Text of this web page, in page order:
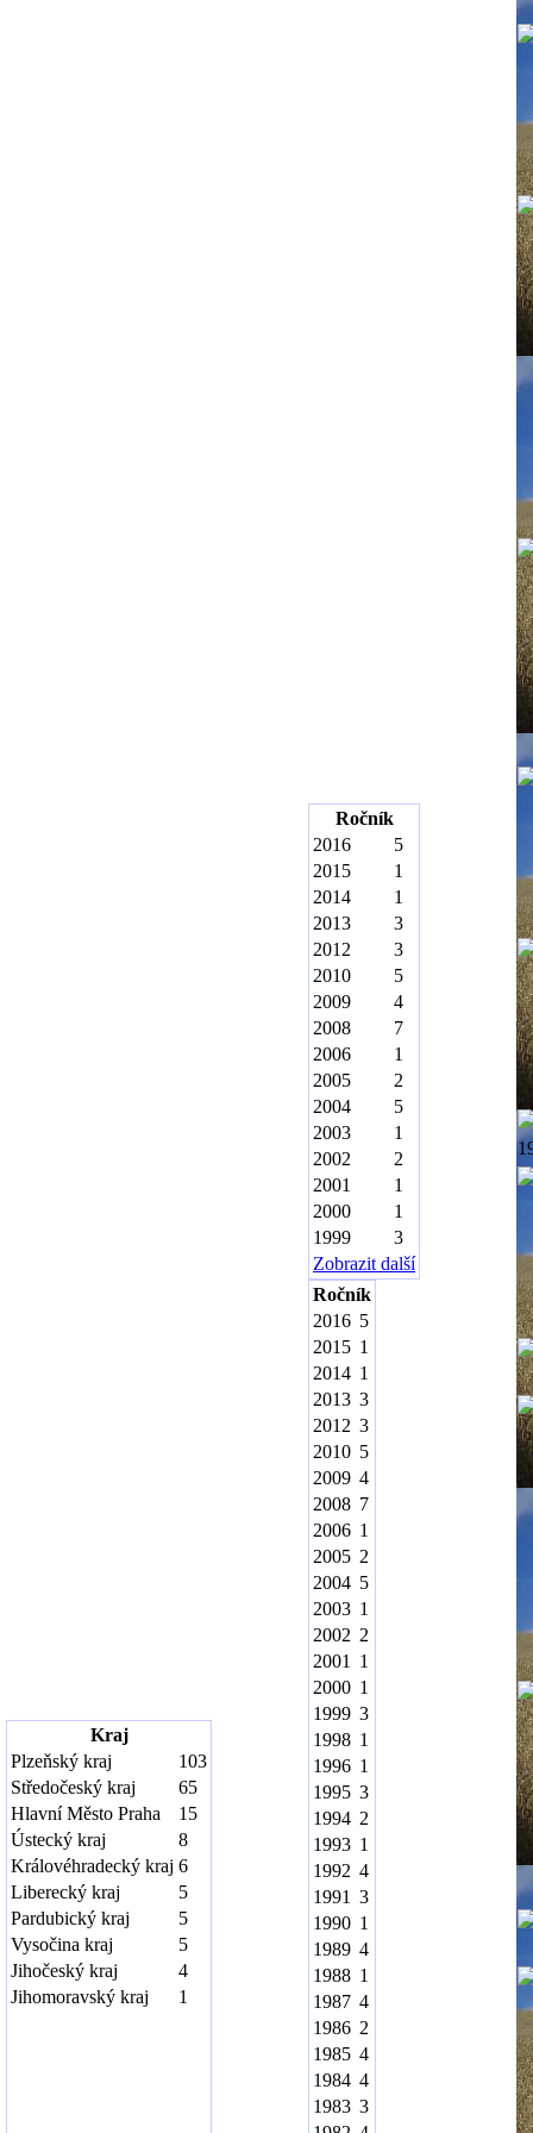
Kraj
Plzeňský kraj
103
Středočeský kraj
65
Hlavní Město Praha
15
Ústecký kraj
8
Královéhradecký kraj 6
Liberecký kraj
5
Pardubický kraj
5
Vysočina kraj
5
Jihočeský kraj
4
Jihomoravský kraj
1
Ročník
2016
5
2015
1
2014
1
2013
3
2012
3
2010
5
2009
4
2008
7
2006
1
2005
2
2004
5
2003
1
2002
2
2001
1
2000
1
1999
3
Zobrazit další
Ročník
2016 5
2015 1
2014 1
2013 3
2012 3
2010 5
2009 4
2008 7
2006 1
2005 2
2004 5
2003 1
2002 2
2001
1
2000 1
1999 3
1998 1
1996 1
1995 3
1994 2
1993 1
1992 4
1991 3
1990 1
1989 4
1988 1
1987 4
1986 2
1985 4
1984 4
1983 3